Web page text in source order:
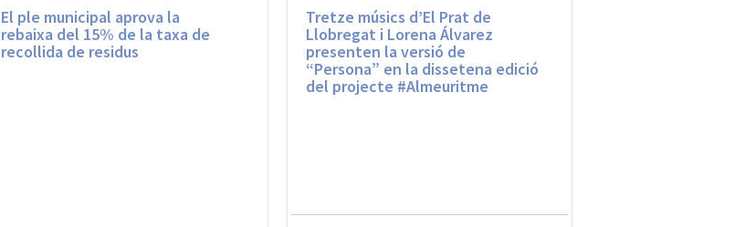
El ple municipal aprova la
rebaixa del 15% de la taxa de
recollida de residus
Tretze músics d’El Prat de
Llobregat i Lorena Álvarez
presenten la versió de
“Persona” en la dissetena edició
del projecte #Almeuritme